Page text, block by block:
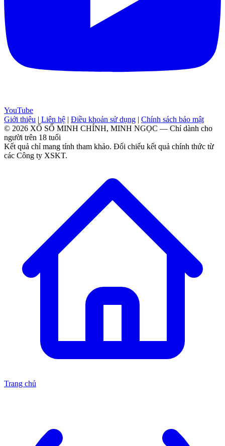
YouTube
Giới thiệu | Liên hệ | Điều khoản sử dụng | Chính sách bảo mật
© 2026 XỔ SỐ MINH CHÍNH, MINH NGỌC — Chỉ dành cho
người trên 18 tuổi
Kết quả chỉ mang tính tham khảo. Đối chiếu kết quả chính thức từ
các Công ty XSKT.
Trang chủ